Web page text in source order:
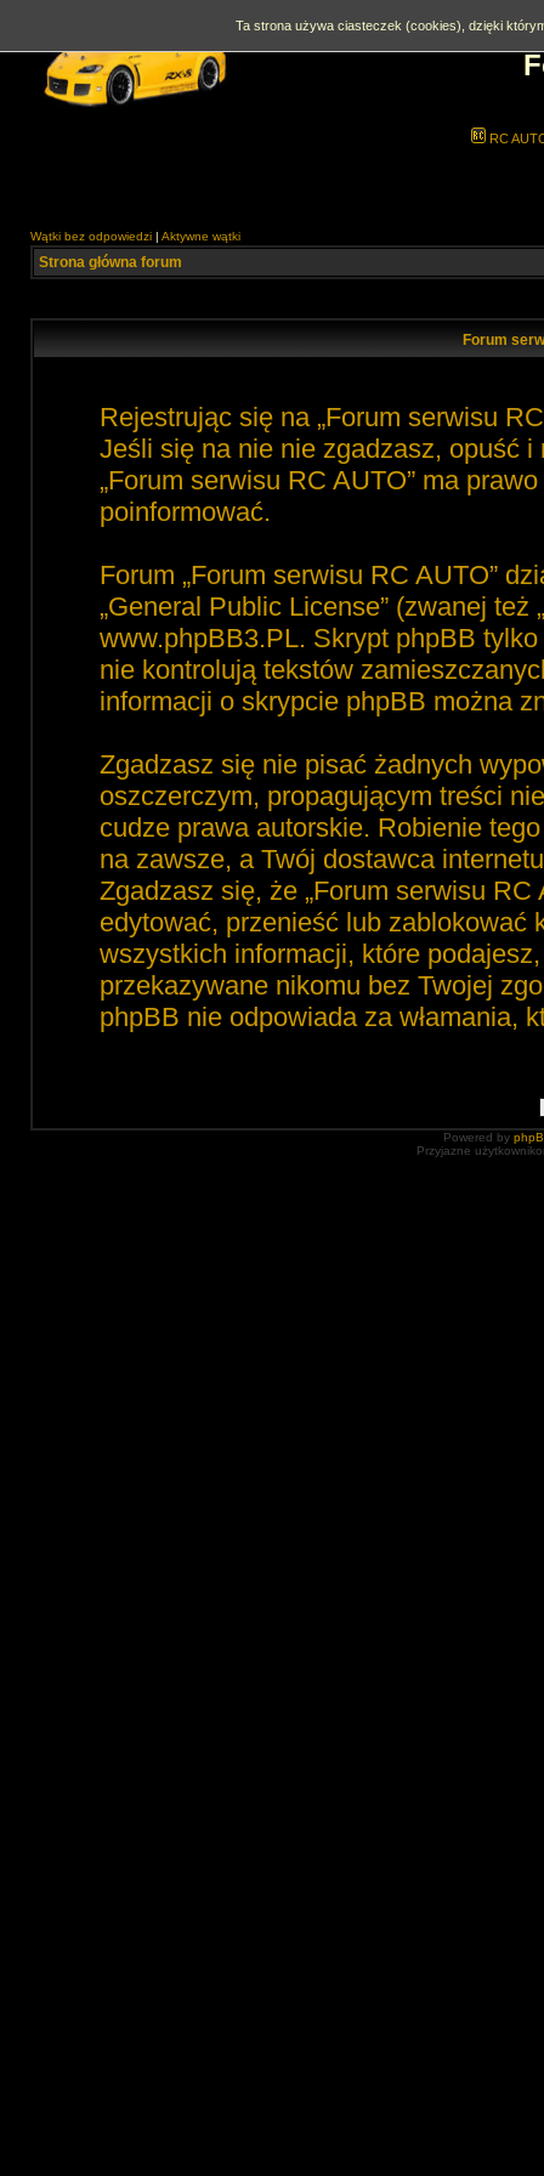
RC
Wątki bez odpowiedzi | Aktywne wątki
Strona główna forum
Forum
Rejestrując się na „Forum serwisu
Jeśli się na nie nie zgadzasz, opuść i
„Forum serwisu RC AUTO” ma
poinformować.
Forum „Forum serwisu RC AUTO”
„General Public License” (zwanej też
www.phpBB3.PL. Skrypt phpBB
nie kontrolują tekstów
informacji o skrypcie phpBB można
Zgadzasz się nie pisać żadnych
oszczerczym, propagującym treści
cudze prawa autorskie. Robienie
na zawsze, a Twój dostawca
Zgadzasz się, że „Forum serwisu
edytować, przenieść lub zablokować
wszystkich informacji, które
przekazywane nikomu bez Twojej
phpBB nie odpowiada za włamania,
Powered by
Przyjazne
Ta strona używa ciasteczek (cookies), dzięki